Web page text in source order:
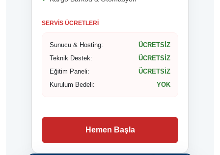
SERVIS ÜCRETLERI
Sunucu & Hosting:
ÜCRETSİZ
Teknik Destek:
ÜCRETSİZ
Eğitim Paneli:
ÜCRETSİZ
Kurulum Bedeli:
YOK
Hemen Başla